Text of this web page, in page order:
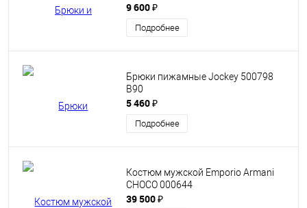
9 600 ₽
Подробнее
Брюки пижамные Jockey 500798
B90
5 460 ₽
Подробнее
Костюм мужской Emporio Armani
CHOCO 000644
39 500 ₽